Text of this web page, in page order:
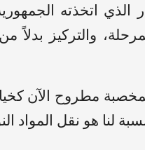
الذي اتخذته
والتركيز
مطروح الآن
لنا هو نقل المواد